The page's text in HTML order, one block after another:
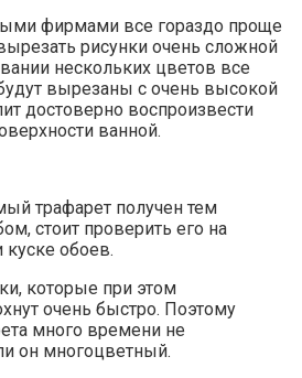
фирмами все гораздо проще
рисунки очень сложной
нескольких цветов все
вырезаны с очень высокой
достоверно воспроизвести
ванной.
трафарет получен тем
стоит проверить его на
куске обоев.
которые при этом
очень быстро. Поэтому
много времени не
он многоцветный.